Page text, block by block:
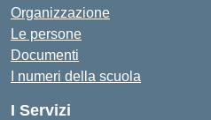
Organizzazione
Le persone
Documenti
I numeri della scuola
I Servizi